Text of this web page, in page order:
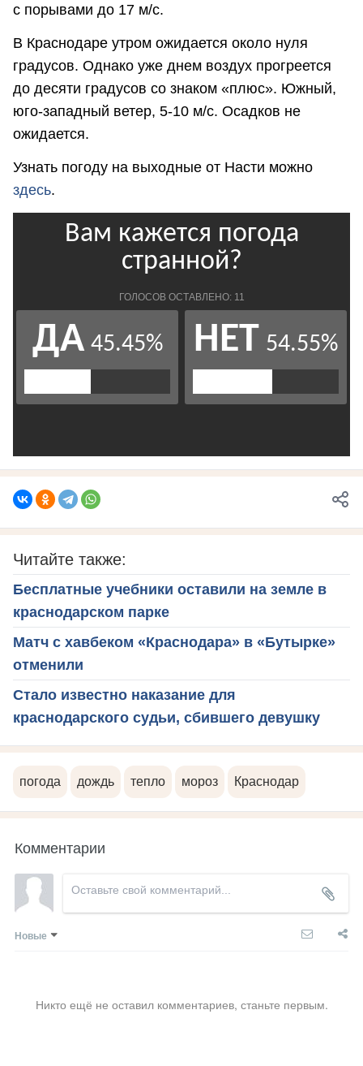
с порывами до 17 м/с.
В Краснодаре утром ожидается около нуля
градусов. Однако уже днем воздух прогреется
до десяти градусов со знаком «плюс». Южный,
юго-западный ветер, 5-10 м/с. Осадков не
ожидается.
Узнать погоду на выходные от Насти можно
здесь.
Читайте также:
Бесплатные учебники оставили на земле в
краснодарском парке
Матч с хавбеком «Краснодара» в «Бутырке»
отменили
Стало известно наказание для
краснодарского судьи, сбившего девушку
погода дождь тепло мороз Краснодар
Комментарии
Новые
Никто ещё не оставил комментариев, станьте первым.